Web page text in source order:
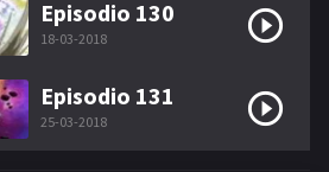
Episodio 130
18-03-2018
Episodio 131
25-03-2018